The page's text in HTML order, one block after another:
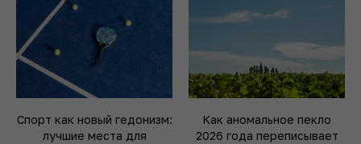
Спорт как новый гедонизм:
лучшие места для
Как аномальное пекло
2026 года переписывает